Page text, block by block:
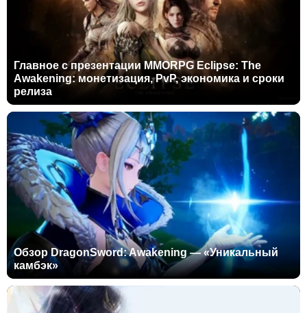
Главное с презентации MMORPG Eclipse: The
Awakening: монетизация, PvP, экономика и сроки
релиза
Обзор DragonSword: Awakening — «Уникальный
камбэк»